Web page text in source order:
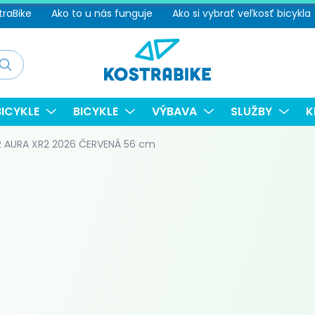
Ako to u nás funguje Ako si vybrať veľkosť bicykla
BICYKLE VÝBAVA SLUŽBY
AURA XR2 2026 ČERVENÁ 56 cm